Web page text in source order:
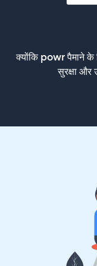
क्योंकि powr पैमाने के
सुरक्षा और